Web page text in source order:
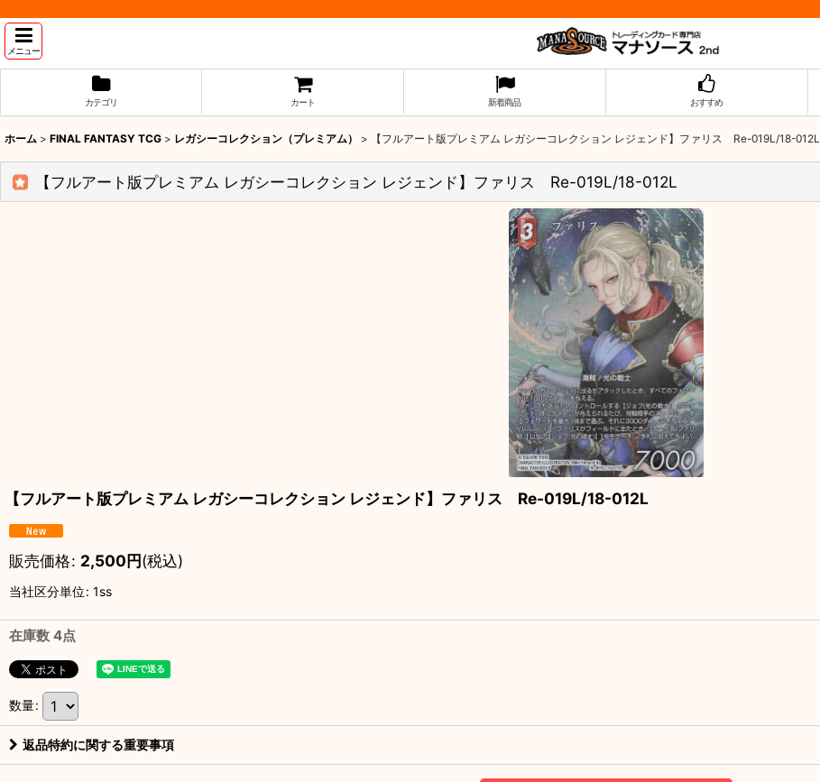
メニュー
カテゴリ カート 新着商品 おすすめ
ホーム > FINAL FANTASY TCG > レガシーコレクション（プレミアム） > 【フルアート版プレミアム レガシーコレクション レジェンド】ファリス Re-019L/18-012L
【フルアート版プレミアム レガシーコレクション レジェンド】ファリス Re-019L/18-012L
【フルアート版プレミアム レガシーコレクション レジェンド】ファリス Re-019L/18-012L
販売価格: 2,500円(税込)
当社区分単位: 1ss
在庫数 4点
数量:
返品特約に関する重要事項